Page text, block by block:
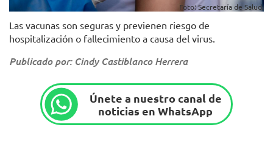
Foto: Secretaría de Salud.
Las vacunas son seguras y previenen riesgo de
hospitalización o fallecimiento a causa del virus.
Publicado por: Cindy Castiblanco Herrera
Únete a nuestro canal de
noticias en WhatsApp